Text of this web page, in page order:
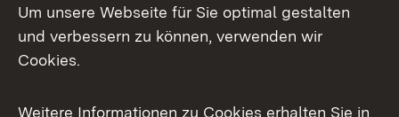
Impressum
Datenschutz
Cookies
Um unsere Webseite für Sie optimal gestalten
und verbessern zu können, verwenden wir
Cookies.
Weitere Informationen zu Cookies erhalten Sie in